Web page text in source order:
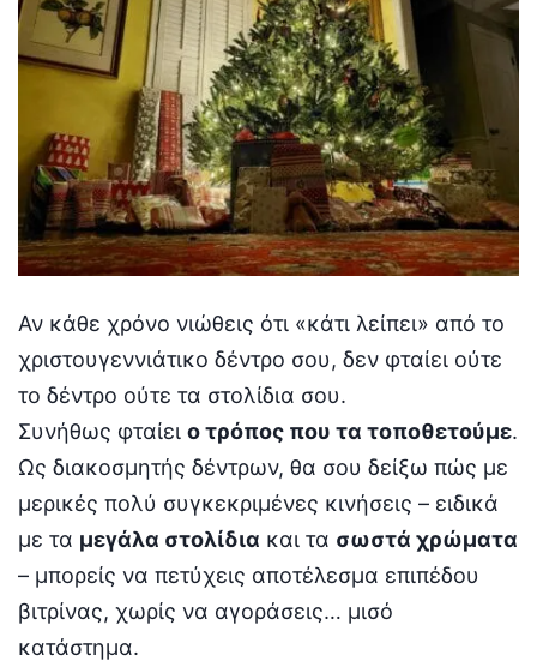
Αν κάθε χρόνο νιώθεις ότι «κάτι λείπει» από το
χριστουγεννιάτικο δέντρο σου, δεν φταίει ούτε
το δέντρο ούτε τα στολίδια σου.
Συνήθως φταίει ο τρόπος που τα τοποθετούμε.
Ως διακοσμητής δέντρων, θα σου δείξω πώς με
μερικές πολύ συγκεκριμένες κινήσεις – ειδικά
με τα μεγάλα στολίδια και τα σωστά χρώματα
– μπορείς να πετύχεις αποτέλεσμα επιπέδου
βιτρίνας, χωρίς να αγοράσεις… μισό
κατάστημα.